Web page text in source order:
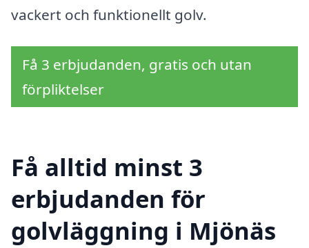
vackert och funktionellt golv.
Få 3 erbjudanden, gratis och utan
förpliktelser
Få alltid minst 3
erbjudanden för
golvläggning i Mjönäs